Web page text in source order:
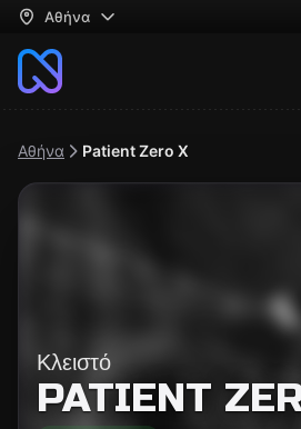
Αθήνα
Αθήνα Patient Zero X
Κλειστό
PATIENT